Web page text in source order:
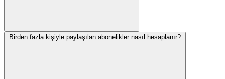
Birden fazla kişiyle paylaşılan abonelikler nasıl hesaplanır?